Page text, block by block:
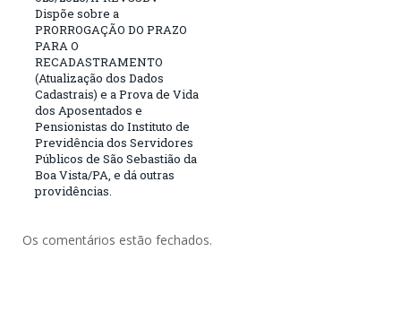
Dispõe sobre a
PRORROGAÇÃO DO PRAZO
PARA O
RECADASTRAMENTO
(Atualização dos Dados
Cadastrais) e a Prova de Vida
dos Aposentados e
Pensionistas do Instituto de
Previdência dos Servidores
Públicos de São Sebastião da
Boa Vista/PA, e dá outras
providências.
Os comentários estão fechados.